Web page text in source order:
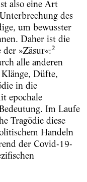
also eine Art
des
um bewusster
Daher ist die
der »Zäsur«:2
alle anderen
Düfte,
in die
epochale
Im Laufe
Tragödie diese
Handeln
der Covid-19-